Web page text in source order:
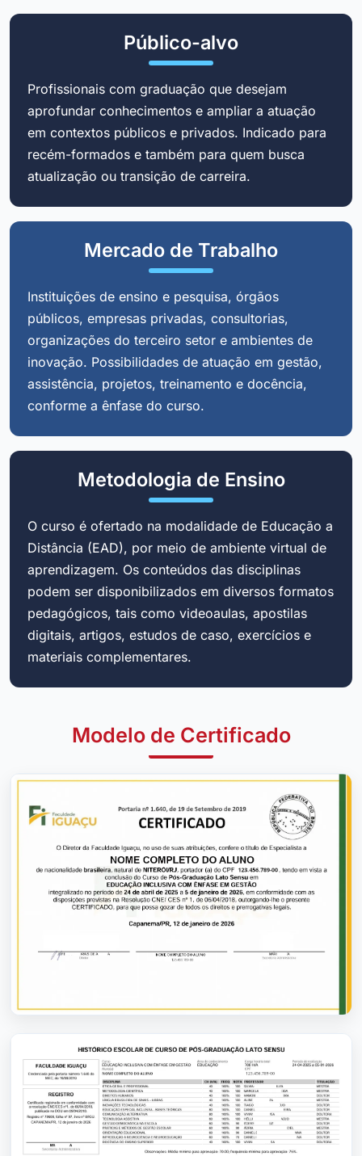
Público-alvo
Profissionais com graduação que desejam
aprofundar conhecimentos e ampliar a atuação
em contextos públicos e privados. Indicado para
recém-formados e também para quem busca
atualização ou transição de carreira.
Mercado de Trabalho
Instituições de ensino e pesquisa, órgãos
públicos, empresas privadas, consultorias,
organizações do terceiro setor e ambientes de
inovação. Possibilidades de atuação em gestão,
assistência, projetos, treinamento e docência,
conforme a ênfase do curso.
Metodologia de Ensino
O curso é ofertado na modalidade de Educação a
Distância (EAD), por meio de ambiente virtual de
aprendizagem. Os conteúdos das disciplinas
podem ser disponibilizados em diversos formatos
pedagógicos, tais como videoaulas, apostilas
digitais, artigos, estudos de caso, exercícios e
materiais complementares.
Modelo de Certificado